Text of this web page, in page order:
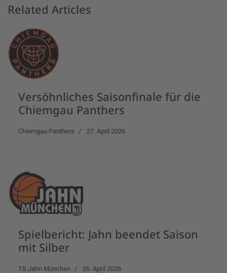
Related Articles
Versöhnliches Saisonfinale für die
Chiemgau Panthers
Chiemgau Panthers 27. April 2026
Spielbericht: Jahn beendet Saison
mit Silber
TS Jahn München 26. April 2026